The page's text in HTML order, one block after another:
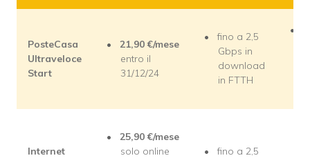
PosteCasa
Ultraveloce
Start
21,90 €/mese
entro il
31/12/24
fino a 2,5
Gbps in
download
in FTTH
Internet
25,90 €/mese
solo online
fino a 2,5